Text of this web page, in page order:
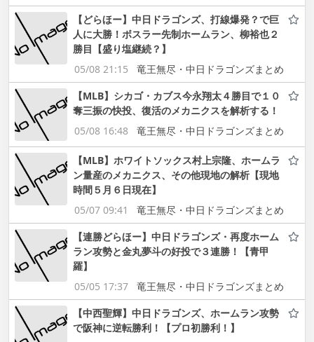
【どらほー】中日ドラゴンズ、打線爆発？で巨
人に大勝！ボスラー先制ホームラン、柳裕也２
勝目【盛り塩継続？】
05/08 21:15
竜王無尽・中日ドラゴンズまとめ
【MLB】シカゴ・カブス今永翔太４勝目で１０
奪三振の快投、復活のメカニクスを解析する！
05/08 16:48
竜王無尽・中日ドラゴンズまとめ
【MLB】ホワイトソックス村上宗隆、ホームラ
ン量産のメカニクス、その他現地の解析【現地
時間５月６日現在】
05/07 09:41
竜王無尽・中日ドラゴンズまとめ
【連勝どらほー】中日ドラゴンズ・再度ホーム
ラン攻勢と金丸夢斗の好投で３連勝！【青甲
羅】
05/05 17:37
竜王無尽・中日ドラゴンズまとめ
【中西聖輝】中日ドラゴンズ、ホームラン攻勢
で阪神に逆転勝利！【プロ初勝利！】